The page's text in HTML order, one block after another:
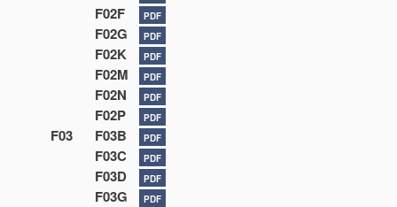
F02F PDF
F02G PDF
F02K PDF
F02M PDF
F02N PDF
F02P PDF
F03 F03B PDF
F03C PDF
F03D PDF
F03G PDF